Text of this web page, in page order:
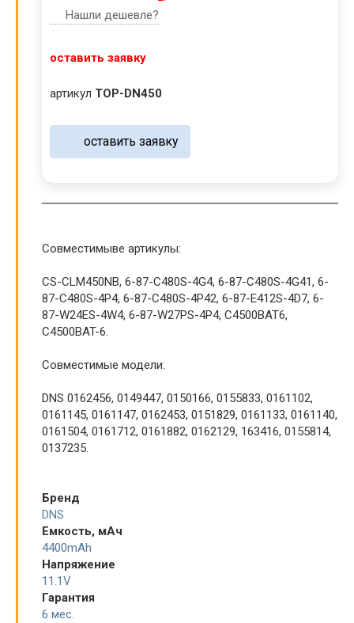
Нашли дешевле?
оставить заявку
артикул TOP-DN450
оставить заявку
Совместимыве артикулы:
CS-CLM450NB, 6-87-C480S-4G4, 6-87-C480S-4G41, 6-
87-C480S-4P4, 6-87-C480S-4P42, 6-87-E412S-4D7, 6-
87-W24ES-4W4, 6-87-W27PS-4P4, C4500BAT6,
C4500BAT-6.
Совместимые модели:
DNS 0162456, 0149447, 0150166, 0155833, 0161102,
0161145, 0161147, 0162453, 0151829, 0161133, 0161140,
0161504, 0161712, 0161882, 0162129, 163416, 0155814,
0137235.
Бренд
DNS
Емкость, мАч
4400mAh
Напряжение
11.1V
Гарантия
6 мес.